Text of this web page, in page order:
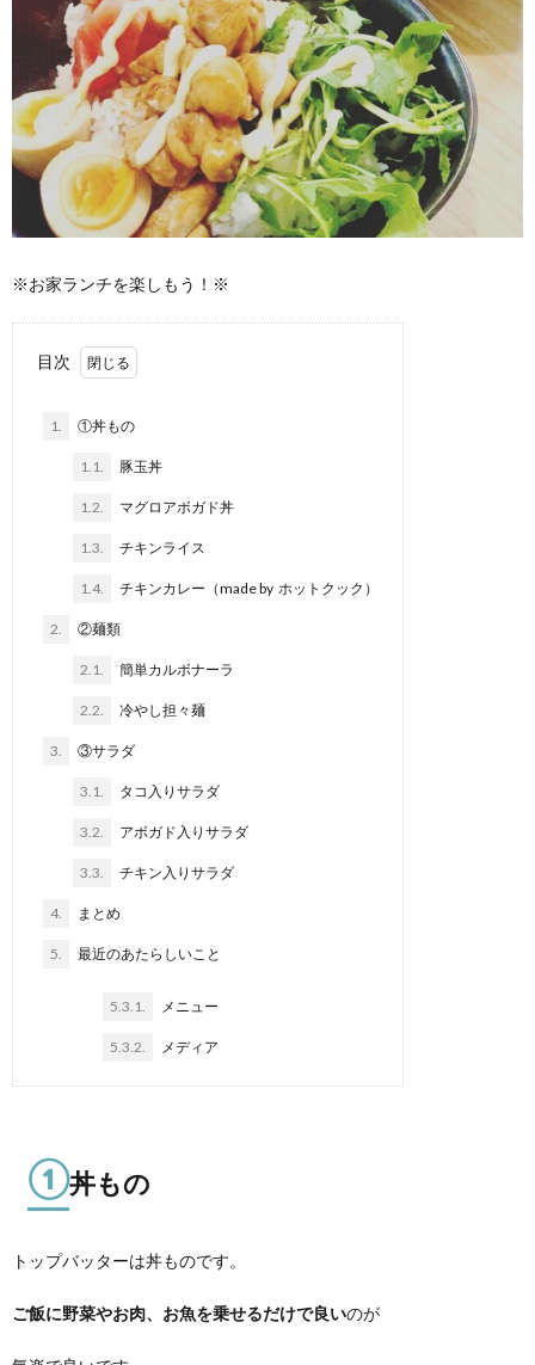
※お家ランチを楽しもう！※
目次
1. ①丼もの
1.1. 豚玉丼
1.2. マグロアボガド丼
1.3. チキンライス
1.4. チキンカレー（made by ホットクック）
2. ②麺類
2.1. 簡単カルボナーラ
2.2. 冷やし担々麺
3. ③サラダ
3.1. タコ入りサラダ
3.2. アボガド入りサラダ
3.3. チキン入りサラダ
4. まとめ
5. 最近のあたらしいこと
5.3.1. メニュー
5.3.2. メディア
①丼もの
トップバッターは丼ものです。
ご飯に野菜やお肉、お魚を乗せるだけで良いのが